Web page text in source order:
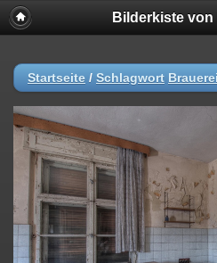
Bilderkiste von
Startseite / Schlagwort Brauerei